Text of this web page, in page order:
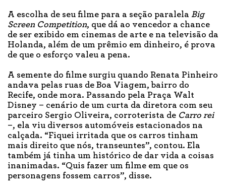
A escolha de seu filme para a seção paralela Big
Screen Competition, que dá ao vencedor a chance
de ser exibido em cinemas de arte e na televisão da
Holanda, além de um prêmio em dinheiro, é prova
de que o esforço valeu a pena.
A semente do filme surgiu quando Renata Pinheiro
andava pelas ruas de Boa Viagem, bairro do
Recife, onde mora. Passando pela Praça Walt
Disney – cenário de um curta da diretora com seu
parceiro Sergio Oliveira, corroterista de Carro rei
–, ela viu diversos automóveis estacionados na
calçada. “Fiquei irritada que os carros tinham
mais direito que nós, transeuntes”, contou. Ela
também já tinha um histórico de dar vida a coisas
inanimadas. “Quis fazer um filme em que os
personagens fossem carros”, disse.